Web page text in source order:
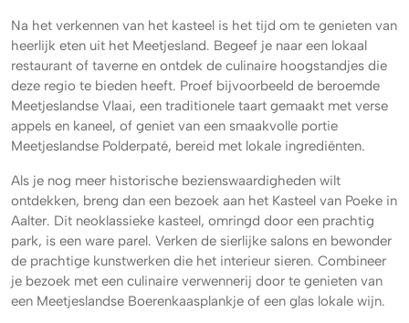
Na het verkennen van het kasteel is het tijd om te genieten van
heerlijk eten uit het Meetjesland. Begeef je naar een lokaal
restaurant of taverne en ontdek de culinaire hoogstandjes die
deze regio te bieden heeft. Proef bijvoorbeeld de beroemde
Meetjeslandse Vlaai, een traditionele taart gemaakt met verse
appels en kaneel, of geniet van een smaakvolle portie
Meetjeslandse Polderpaté, bereid met lokale ingrediënten.
Als je nog meer historische bezienswaardigheden wilt
ontdekken, breng dan een bezoek aan het Kasteel van Poeke in
Aalter. Dit neoklassieke kasteel, omringd door een prachtig
park, is een ware parel. Verken de sierlijke salons en bewonder
de prachtige kunstwerken die het interieur sieren. Combineer
je bezoek met een culinaire verwennerij door te genieten van
een Meetjeslandse Boerenkaasplankje of een glas lokale wijn.